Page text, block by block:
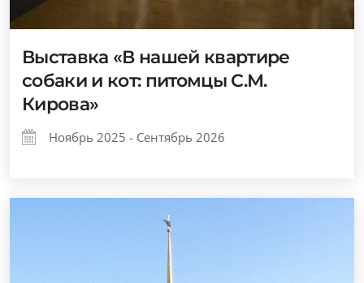
Выставка «В нашей квартире
собаки и кот: питомцы С.М.
Кирова»
Ноябрь 2025 - Сентябрь 2026